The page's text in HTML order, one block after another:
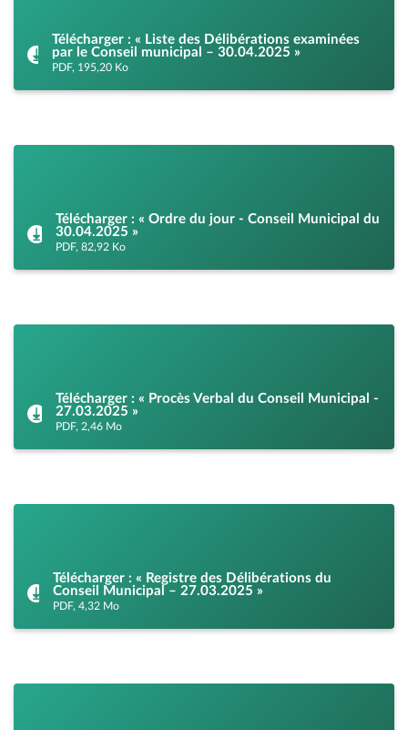
Télécharger : « Liste des Délibérations examinées
par le Conseil municipal – 30.04.2025 »
PDF, 195,20 Ko
Télécharger : « Ordre du jour - Conseil Municipal du
30.04.2025 »
PDF, 82,92 Ko
Télécharger : « Procès Verbal du Conseil Municipal -
27.03.2025 »
PDF, 2,46 Mo
Télécharger : « Registre des Délibérations du
Conseil Municipal – 27.03.2025 »
PDF, 4,32 Mo